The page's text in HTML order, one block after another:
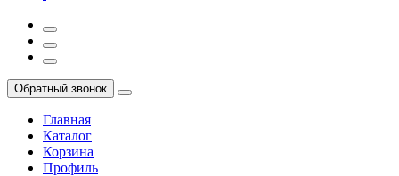
Обратный звонок
Главная
Каталог
Корзина
Профиль